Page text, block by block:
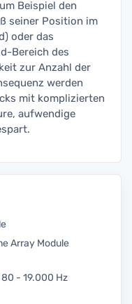
Beispiel den
seiner Position im
oder das
Bereich des
zur Anzahl der
werden
mit komplizierten
aufwendige
Array Module
- 19.000 Hz